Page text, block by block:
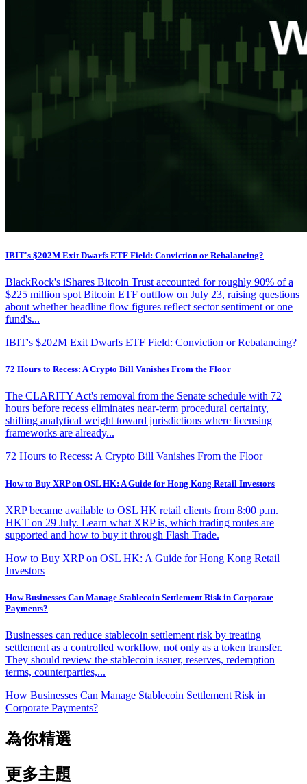
IBIT's $202M Exit Dwarfs ETF Field: Conviction or Rebalancing?
BlackRock's iShares Bitcoin Trust accounted for roughly 90% of a
$225 million spot Bitcoin ETF outflow on July 23, raising questions
about whether headline flow figures reflect sector sentiment or one
fund's...
IBIT's $202M Exit Dwarfs ETF Field: Conviction or Rebalancing?
72 Hours to Recess: A Crypto Bill Vanishes From the Floor
The CLARITY Act's removal from the Senate schedule with 72
hours before recess eliminates near-term procedural certainty,
shifting analytical weight toward jurisdictions where licensing
frameworks are already...
72 Hours to Recess: A Crypto Bill Vanishes From the Floor
How to Buy XRP on OSL HK: A Guide for Hong Kong Retail Investors
XRP became available to OSL HK retail clients from 8:00 p.m.
HKT on 29 July. Learn what XRP is, which trading routes are
supported and how to buy it through Flash Trade.
How to Buy XRP on OSL HK: A Guide for Hong Kong Retail
Investors
How Businesses Can Manage Stablecoin Settlement Risk in Corporate
Payments?
Businesses can reduce stablecoin settlement risk by treating
settlement as a controlled workflow, not only as a token transfer.
They should review the stablecoin issuer, reserves, redemption
terms, counterparties,...
How Businesses Can Manage Stablecoin Settlement Risk in
Corporate Payments?
為你精選
更多主題